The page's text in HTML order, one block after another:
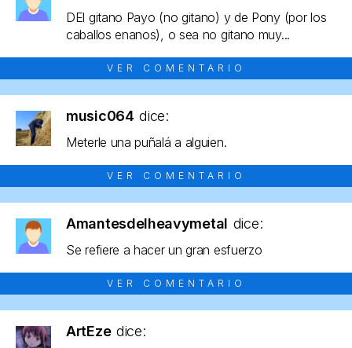
DEl gitano Payo (no gitano) y de Pony (por los
caballos enanos), o sea no gitano muy...
VER COMENTARIO
music064 dice:
Meterle una puñalá a alguien.
VER COMENTARIO
Amantesdelheavymetal dice:
Se refiere a hacer un gran esfuerzo
VER COMENTARIO
ArtEze dice: